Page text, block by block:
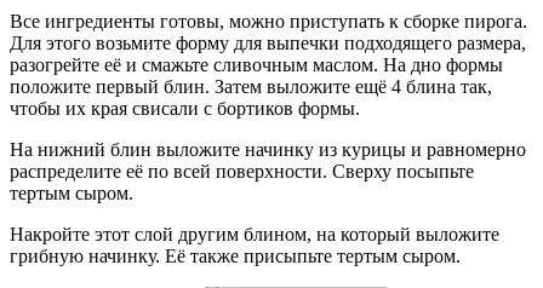
Все ингредиенты готовы, можно приступать к сборке пирога.
Для этого возьмите форму для выпечки подходящего размера,
разогрейте её и смажьте сливочным маслом. На дно формы
положите первый блин. Затем выложите ещё 4 блина так,
чтобы их края свисали с бортиков формы.
На нижний блин выложите начинку из курицы и равномерно
распределите её по всей поверхности. Сверху посыпьте
тертым сыром.
Накройте этот слой другим блином, на который выложите
грибную начинку. Её также присыпьте тертым сыром.